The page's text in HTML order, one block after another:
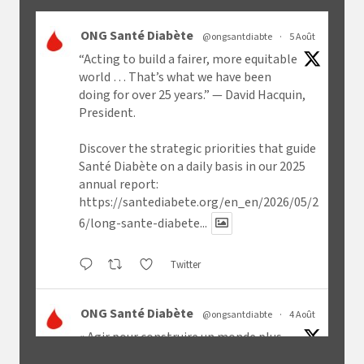
ONG Santé Diabète @ongsantdiabte · 5 Août
“Acting to build a fairer, more equitable
world … That’s what we have been
doing for over 25 years.” — David Hacquin,
President.
Discover the strategic priorities that guide
Santé Diabète on a daily basis in our 2025
annual report:
https://santediabete.org/en_en/2026/05/2
6/long-sante-diabete...
Twitter
ONG Santé Diabète @ongsantdiabte · 4 Août
« Agir pour construire un monde plus